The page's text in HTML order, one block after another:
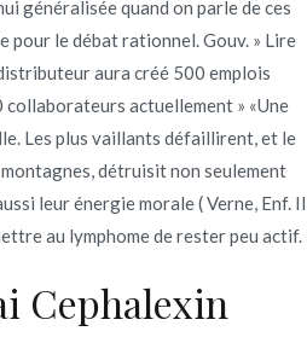
généralisée quand on parle de ces
pour le débat rationnel. Gouv. » Lire
aura créé 500 emplois
actuellement » «Une
Les plus vaillants défaillirent, et le
détruisit non seulement
leur énergie morale ( Verne, Enf. Il
au lymphome de rester peu actif.
Cephalexin